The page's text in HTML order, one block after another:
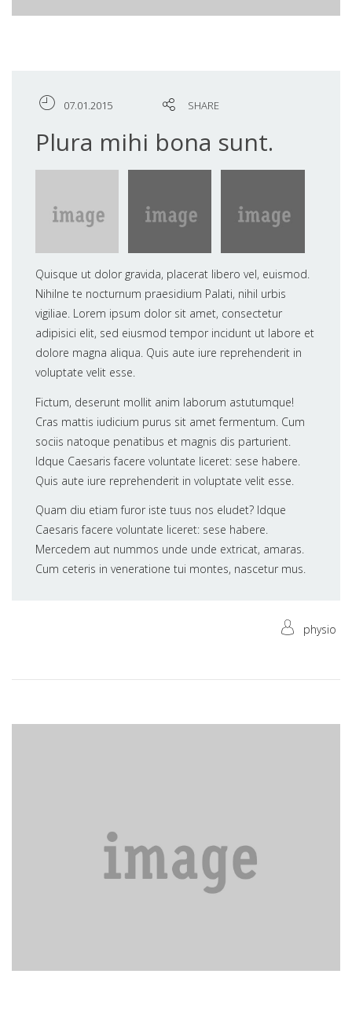
07.01.2015 SHARE
Plura mihi bona sunt.
Quisque ut dolor gravida, placerat libero vel, euismod.
Nihilne te nocturnum praesidium Palati, nihil urbis
vigiliae. Lorem ipsum dolor sit amet, consectetur
adipisici elit, sed eiusmod tempor incidunt ut labore et
dolore magna aliqua. Quis aute iure reprehenderit in
voluptate velit esse.
Fictum, deserunt mollit anim laborum astutumque!
Cras mattis iudicium purus sit amet fermentum. Cum
sociis natoque penatibus et magnis dis parturient.
Idque Caesaris facere voluntate liceret: sese habere.
Quis aute iure reprehenderit in voluptate velit esse.
Quam diu etiam furor iste tuus nos eludet? Idque
Caesaris facere voluntate liceret: sese habere.
Mercedem aut nummos unde unde extricat, amaras.
Cum ceteris in veneratione tui montes, nascetur mus.
physio